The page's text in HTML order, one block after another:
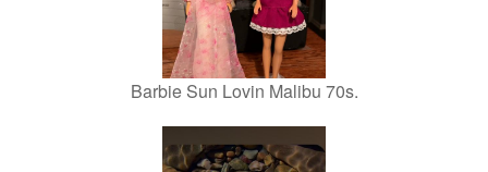
Barbie Sun Lovin Malibu 70s.